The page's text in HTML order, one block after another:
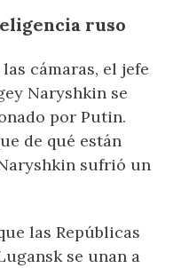
ruso
cámaras, el jefe
Naryshkin se
por Putin.
de qué están
sufrió un
las Repúblicas
se unan a